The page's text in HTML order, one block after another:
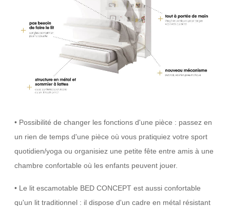
• Possibilité de changer les fonctions d'une pièce : passez en
un rien de temps d'une pièce où vous pratiquiez votre sport
quotidien/yoga ou organisiez une petite fête entre amis à une
chambre confortable où les enfants peuvent jouer.
• Le lit escamotable BED CONCEPT est aussi confortable
qu'un lit traditionnel : il dispose d'un cadre en métal résistant